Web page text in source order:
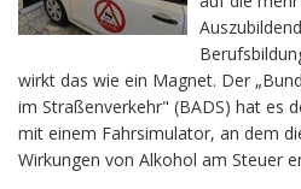
wirkt das wie ein Magnet. Der
im Straßenverkehr" (BADS) hat es
mit einem Fahrsimulator, an dem
Wirkungen von Alkohol am Steuer